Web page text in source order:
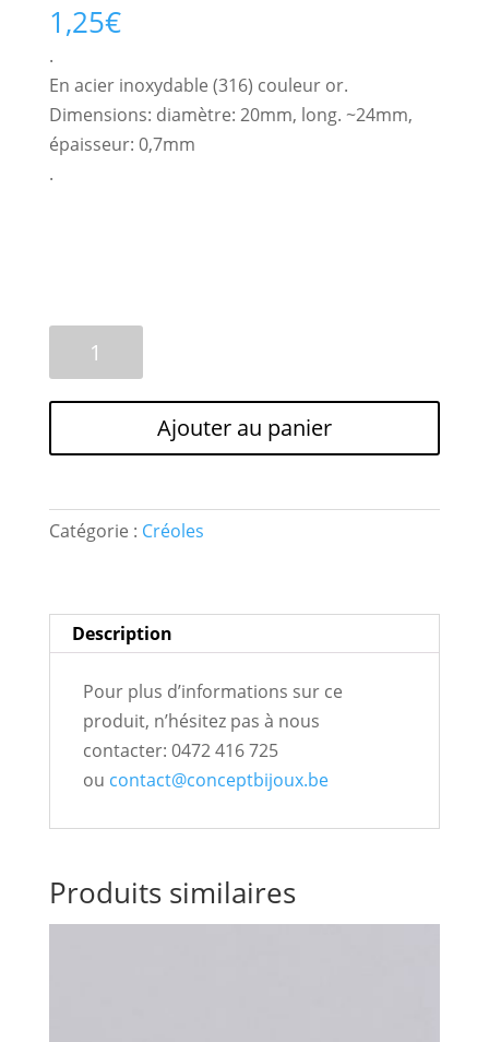
1,25€
.
En acier inoxydable (316) couleur or.
Dimensions: diamètre: 20mm, long. ~24mm,
épaisseur: 0,7mm
.
2
paires
'20mm'
or
chirurgical
Ajouter au panier
e
r
t
e
:
Catégorie : Créoles
Description
Pour plus d’informations sur ce
produit, n’hésitez pas à nous
contacter: 0472 416 725
ou contact@conceptbijoux.be
Produits similaires